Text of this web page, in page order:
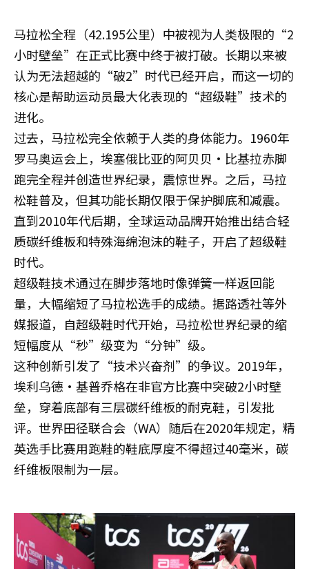
马拉松全程（42.195公里）中被视为人类极限的“2
小时壁垒”在正式比赛中终于被打破。长期以来被
认为无法超越的“破2”时代已经开启，而这一切的
核心是帮助运动员最大化表现的“超级鞋”技术的
进化。
过去，马拉松完全依赖于人类的身体能力。1960年
罗马奥运会上，埃塞俄比亚的阿贝贝·比基拉赤脚
跑完全程并创造世界纪录，震惊世界。之后，马拉
松鞋普及，但其功能长期仅限于保护脚底和减震。
直到2010年代后期，全球运动品牌开始推出结合轻
质碳纤维板和特殊海绵泡沫的鞋子，开启了超级鞋
时代。
超级鞋技术通过在脚步落地时像弹簧一样返回能
量，大幅缩短了马拉松选手的成绩。据路透社等外
媒报道，自超级鞋时代开始，马拉松世界纪录的缩
短幅度从“秒”级变为“分钟”级。
这种创新引发了“技术兴奋剂”的争议。2019年，
埃利乌德·基普乔格在非官方比赛中突破2小时壁
垒，穿着底部有三层碳纤维板的耐克鞋，引发批
评。世界田径联合会（WA）随后在2020年规定，精
英选手比赛用跑鞋的鞋底厚度不得超过40毫米，碳
纤维板限制为一层。